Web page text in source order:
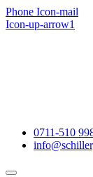
Zum
Inhalt
Phone Icon-mail
Icon-up-arrow1
0711-510